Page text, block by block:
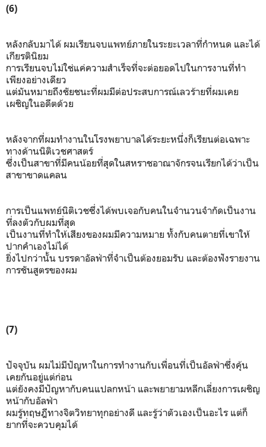
(6)
หลังกลับมาได้ ผมเรียนจบแพทย์ภายในระยะเวลาที่กำหนด และได้
เกียรตินิยม
การเรียนจบไม่ใช่แค่ความสำเร็จที่จะต่อยอดไปในการงานที่ทำ
เพียงอย่างเดียว
แต่มันหมายถึงชัยชนะที่ผมมีต่อประสบการณ์เลวร้ายที่ผมเคย
เผชิญในอดีตด้วย
หลังจากที่ผมทำงานในโรงพยาบาลได้ระยะหนึ่งก็เรียนต่อเฉพาะ
ทางด้านนิติเวชศาสตร์
ซึ่งเป็นสาขาที่มีคนน้อยที่สุดในสหราชอาณาจักรจนเรียกได้ว่าเป็น
สาขาขาดแคลน
การเป็นแพทย์นิติเวชซึ่งได้พบเจอกับคนในจำนวนจำกัดเป็นงาน
ที่ลงตัวกับผมที่สุด
เป็นงานที่ทำให้เสียงของผมมีความหมาย ทั้งกับคนตายที่เขาให้
ปากคำเองไม่ได้
ยิ่งไปกว่านั้น บรรดาอัลฟ่าที่จำเป็นต้องยอมรับ และต้องฟังรายงาน
การชันสูตรของผม
(7)
ปัจจุบัน ผมไม่มีปัญหาในการทำงานกับเพื่อนที่เป็นอัลฟ่าซึ่งคุ้น
เคยกันอยู่แต่ก่อน
แต่ยังคงมีปัญหากับคนแปลกหน้า และพยายามหลีกเลี่ยงการเผชิญ
หน้ากับอัลฟ่า
ผมรู้ทฤษฎีทางจิตวิทยาทุกอย่างดี และรู้ว่าตัวเองเป็นอะไร แต่ก็
ยากที่จะควบคุมได้